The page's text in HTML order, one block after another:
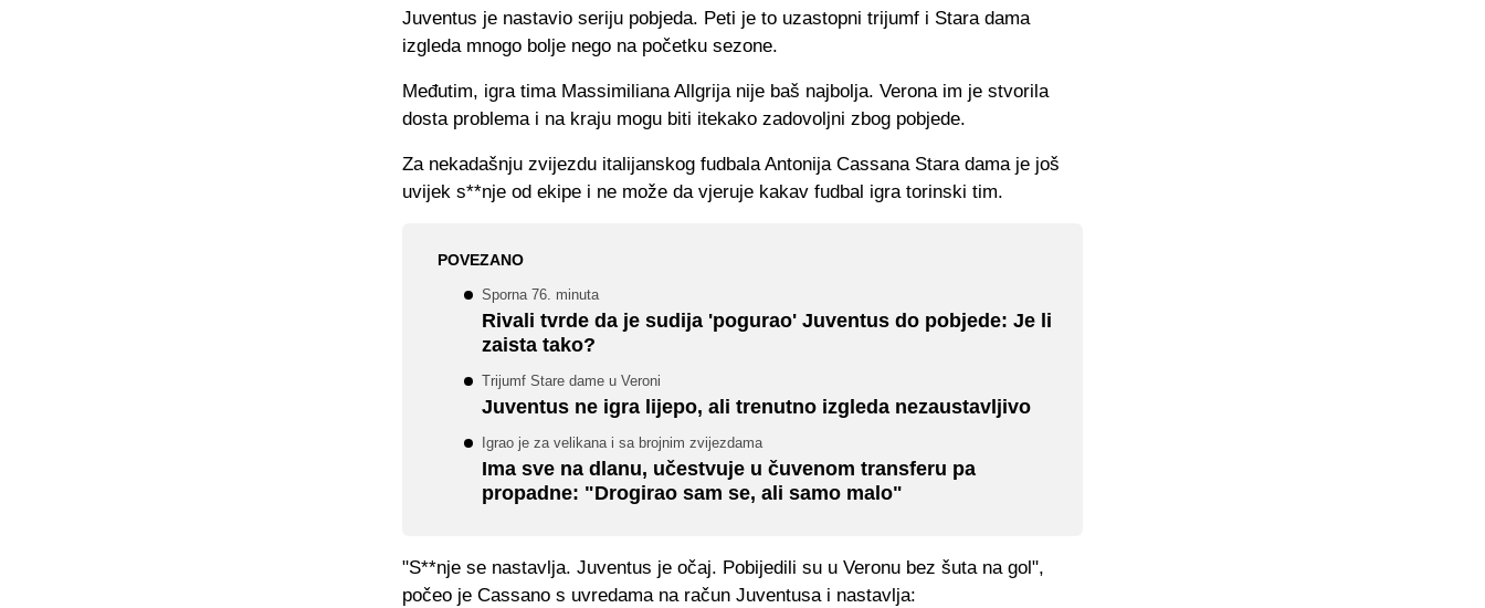
Juventus je nastavio seriju pobjeda. Peti je to uzastopni trijumf i Stara dama
izgleda mnogo bolje nego na početku sezone.
Međutim, igra tima Massimiliana Allgrija nije baš najbolja. Verona im je stvorila
dosta problema i na kraju mogu biti itekako zadovoljni zbog pobjede.
Za nekadašnju zvijezdu italijanskog fudbala Antonija Cassana Stara dama je još
uvijek s**nje od ekipe i ne može da vjeruje kakav fudbal igra torinski tim.
POVEZANO
Sporna 76. minuta
Rivali tvrde da je sudija 'pogurao' Juventus do pobjede: Je li
zaista tako?
Trijumf Stare dame u Veroni
Juventus ne igra lijepo, ali trenutno izgleda nezaustavljivo
Igrao je za velikana i sa brojnim zvijezdama
Ima sve na dlanu, učestvuje u čuvenom transferu pa
propadne: "Drogirao sam se, ali samo malo"
"S**nje se nastavlja. Juventus je očaj. Pobijedili su u Veronu bez šuta na gol",
počeo je Cassano s uvredama na račun Juventusa i nastavlja: